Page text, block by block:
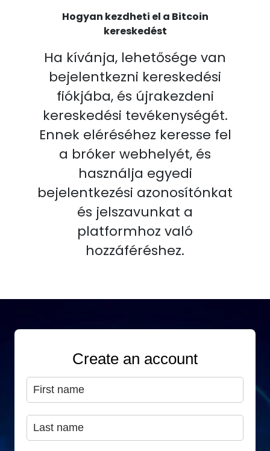
Hogyan kezdheti el a Bitcoin
kereskedést
Ha kívánja, lehetősége van
bejelentkezni kereskedési
fiókjába, és újrakezdeni
kereskedési tevékenységét.
Ennek eléréséhez keresse fel
a bróker webhelyét, és
használja egyedi
bejelentkezési azonosítónkat
és jelszavunkat a
platformhoz való
hozzáféréshez.